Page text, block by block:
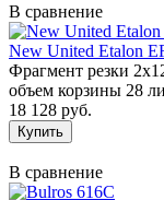
В сравнение
New United Etalon
Фрагмент резки
объем корзины 28
18 128 руб.
В сравнение